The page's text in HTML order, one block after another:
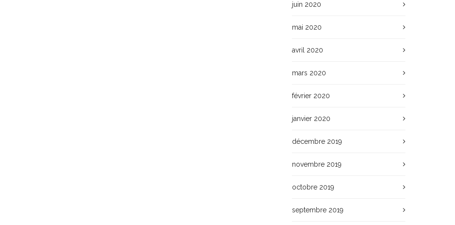
juin 2020
mai 2020
avril 2020
mars 2020
février 2020
janvier 2020
décembre 2019
novembre 2019
octobre 2019
septembre 2019